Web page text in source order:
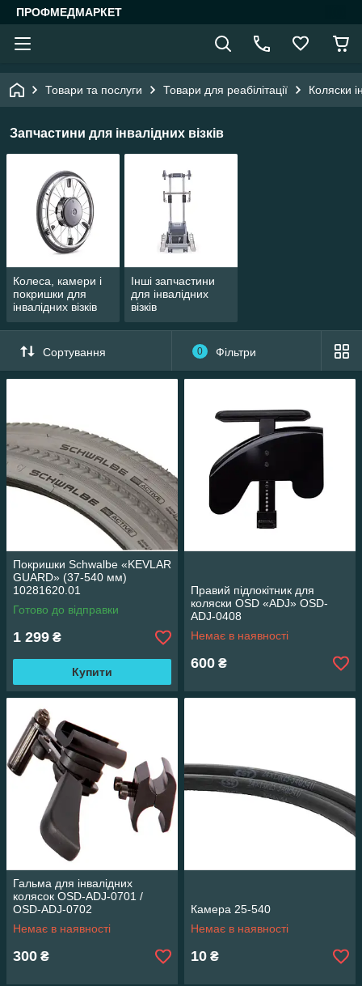
ПРОФМЕДМАРКЕТ
Товари та послуги Товари для реабілітації Коляски
Запчастини для інвалідних візків
Колеса, камери і
покришки для
інвалідних візків
Інші запчастини
для інвалідних
візків
Сортування 0 Фільтри
Покришки Schwalbe «KEVLAR
GUARD» (37-540 мм)
10281620.01
Готово до відправки
1 299 ₴
Купити
Правий підлокітник для
коляски OSD «ADJ» OSD-
ADJ-0408
Немає в наявності
600 ₴
Гальма для інвалідних
колясок OSD-ADJ-0701 /
OSD-ADJ-0702
Немає в наявності
300 ₴
Камера 25-540
Немає в наявності
10 ₴